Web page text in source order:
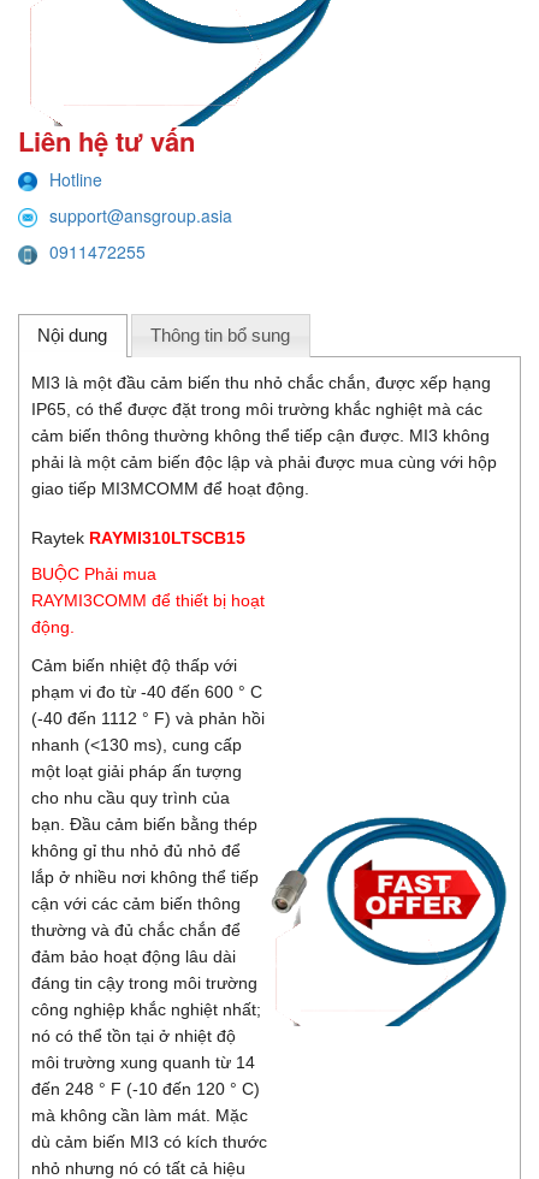
Liên hệ tư vấn
Hotline
support@ansgroup.asia
0911472255
Nội dung Thông tin bổ sung
MI3 là một đầu cảm biến thu nhỏ chắc chắn, được xếp hạng
IP65, có thể được đặt trong môi trường khắc nghiệt mà các
cảm biến thông thường không thể tiếp cận được. MI3 không
phải là một cảm biến độc lập và phải được mua cùng với hộp
giao tiếp MI3MCOMM để hoạt động.
Raytek RAYMI310LTSCB15
BUỘC Phải mua
RAYMI3COMM để thiết bị hoạt
động.
Cảm biến nhiệt độ thấp với
phạm vi đo từ -40 đến 600 ° C
(-40 đến 1112 ° F) và phản hồi
nhanh (<130 ms), cung cấp
một loạt giải pháp ấn tượng
cho nhu cầu quy trình của
bạn. Đầu cảm biến bằng thép
không gỉ thu nhỏ đủ nhỏ để
lắp ở nhiều nơi không thể tiếp
cận với các cảm biến thông
thường và đủ chắc chắn để
đảm bảo hoạt động lâu dài
đáng tin cậy trong môi trường
công nghiệp khắc nghiệt nhất;
nó có thể tồn tại ở nhiệt độ
môi trường xung quanh từ 14
đến 248 ° F (-10 đến 120 ° C)
mà không cần làm mát. Mặc
dù cảm biến MI3 có kích thước
nhỏ nhưng nó có tất cả hiệu